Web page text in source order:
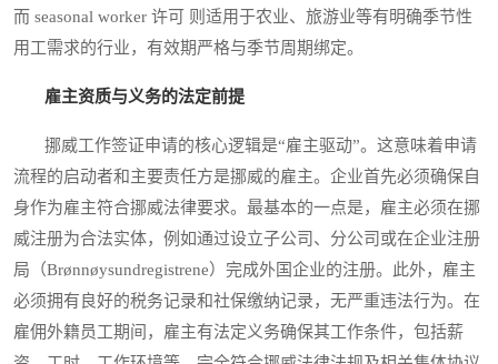
而 seasonal worker 许可 则适用于农业、旅游业等有明确季节性
用工需求的行业，有效期严格与季节周期绑定。
雇主资质与义务的法定前提
挪威工作签证申请的核心逻辑是“雇主驱动”。这意味着申请
流程的启动者和主要责任方是挪威的雇主。企业首先必须确保自
身作为雇主符合挪威法律要求。最基本的一点是，雇主必须在挪
威注册为合法实体，例如通过设立子公司、分公司或在企业注册
局（Brønnøysundregistrene）完成外国企业的注册。此外，雇主
必须拥有良好的税务记录和社保缴纳记录，无严重违法行为。在
雇佣外籍员工期间，雇主有法定义务确保其工作条件，包括薪